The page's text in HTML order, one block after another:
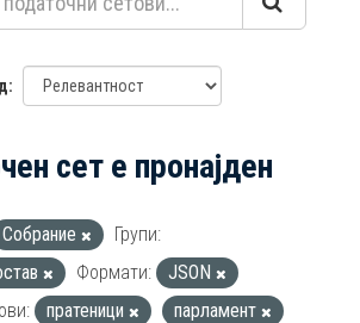
сет е пронајден
Собрание
Групи:
Формати:
JSON
пратеници
парламент